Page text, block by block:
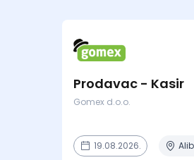
Prodavac - Kasir
Gomex d.o.o.
19.08.2026.